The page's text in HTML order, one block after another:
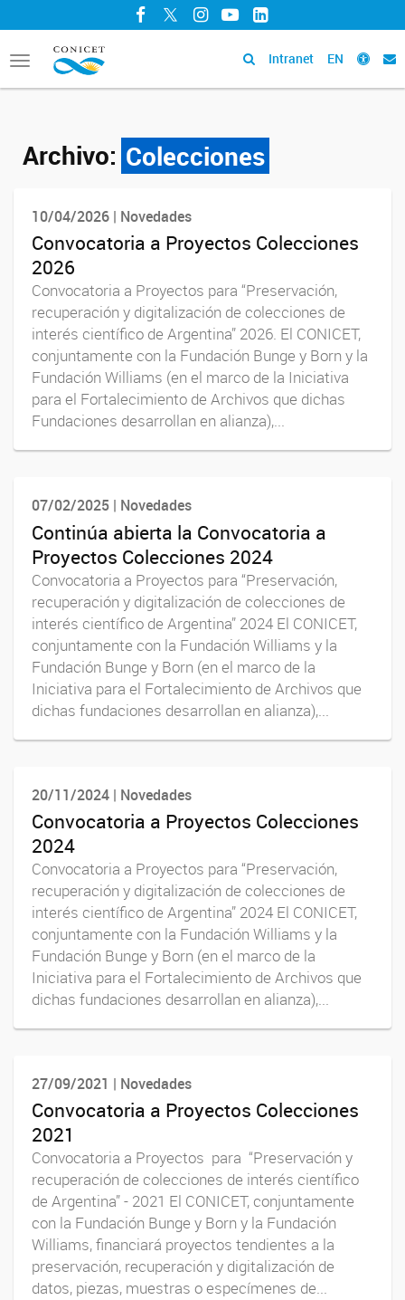
Facebook
TwitterInstagram
YouTubeLinkedIn
Toggle
navigation
Intranet EN
Archivo: Colecciones
10/04/2026 | Novedades
Convocatoria a Proyectos Colecciones
2026
Convocatoria a Proyectos para “Preservación,
recuperación y digitalización de colecciones de
interés científico de Argentina” 2026. El CONICET,
conjuntamente con la Fundación Bunge y Born y la
Fundación Williams (en el marco de la Iniciativa
para el Fortalecimiento de Archivos que dichas
Fundaciones desarrollan en alianza),...
07/02/2025 | Novedades
Continúa abierta la Convocatoria a
Proyectos Colecciones 2024
Convocatoria a Proyectos para “Preservación,
recuperación y digitalización de colecciones de
interés científico de Argentina” 2024 El CONICET,
conjuntamente con la Fundación Williams y la
Fundación Bunge y Born (en el marco de la
Iniciativa para el Fortalecimiento de Archivos que
dichas fundaciones desarrollan en alianza),...
20/11/2024 | Novedades
Convocatoria a Proyectos Colecciones
2024
Convocatoria a Proyectos para “Preservación,
recuperación y digitalización de colecciones de
interés científico de Argentina” 2024 El CONICET,
conjuntamente con la Fundación Williams y la
Fundación Bunge y Born (en el marco de la
Iniciativa para el Fortalecimiento de Archivos que
dichas fundaciones desarrollan en alianza),...
27/09/2021 | Novedades
Convocatoria a Proyectos Colecciones
2021
Convocatoria a Proyectos para “Preservación y
recuperación de colecciones de interés científico
de Argentina” - 2021 El CONICET, conjuntamente
con la Fundación Bunge y Born y la Fundación
Williams, financiará proyectos tendientes a la
preservación, recuperación y digitalización de
datos, piezas, muestras o especímenes de...